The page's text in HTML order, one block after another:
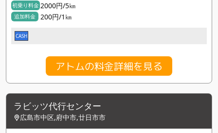
初乗り料金 2000円/5㎞
追加料金 200円/1㎞
CASH
アトムの料金詳細を見る
ラビッツ代行センター
広島市中区,府中市,廿日市市